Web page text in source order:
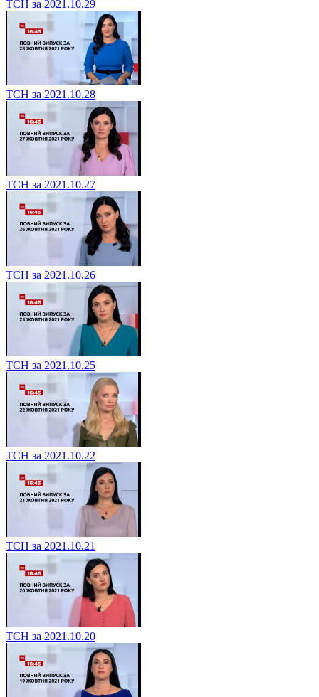
ТСН за 2021.10.29
ТСН за 2021.10.28
ТСН за 2021.10.27
ТСН за 2021.10.26
ТСН за 2021.10.25
ТСН за 2021.10.22
ТСН за 2021.10.21
ТСН за 2021.10.20